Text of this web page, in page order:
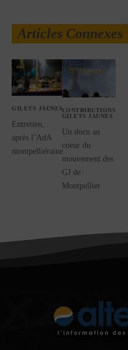
Articles Connexes
GILETS JAUNES
Entretien,
après l’AdA
montpelliéraine
CONTRIBUTIONS
GILETS JAUNES
Un docu au
coeur du
mouvement des
GJ de
Montpellier